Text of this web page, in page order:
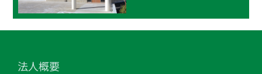
法人概要